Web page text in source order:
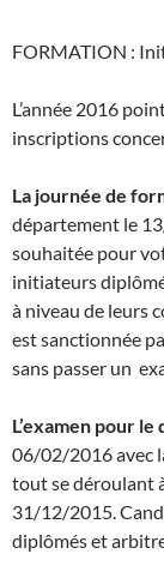
FORMATION :
L’année 2016
inscriptions
La journée de
département le
souhaitée pour
initiateurs
à niveau de leurs
est sanctionnée
sans passer un
L’examen pour
06/02/2016 avec
tout se déroulant
31/12/2015.
diplômés et